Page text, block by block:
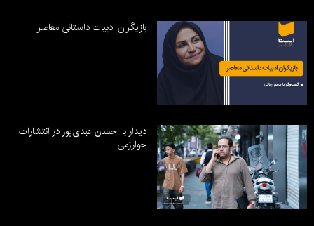
بازیگران ادبیات داستانی معاصر
دیدار با احسان عبدی‌پور در انتشارات
خوارزمی